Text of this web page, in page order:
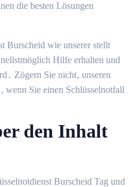
die besten Lösungen
Burscheid wie unserer stellt
Hilfe erhalten und
Zögern Sie nicht‚ unseren
wenn Sie einen Schlüsselnotfall
den Inhalt
Burscheid Tag und